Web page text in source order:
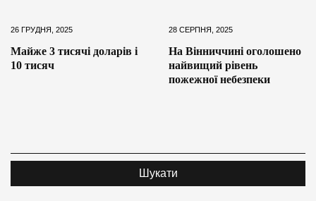
26 ГРУДНЯ, 2025
Майже 3 тисячі доларів і
10 тисяч
28 СЕРПНЯ, 2025
На Вінниччині оголошено
найвищий рівень
пожежної небезпеки